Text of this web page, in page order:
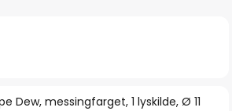
Dew, messingfarget, 1 lyskilde, Ø 11